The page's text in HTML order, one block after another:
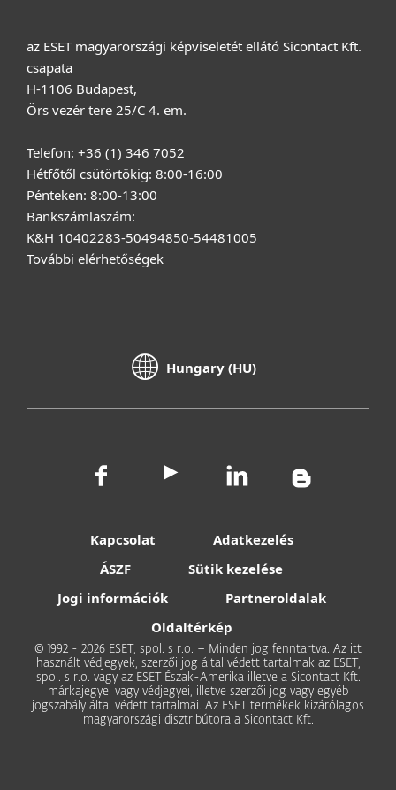
az ESET magyarországi képviseletét ellátó Sicontact Kft.
csapata
H-1106 Budapest,
Örs vezér tere 25/C 4. em.
Telefon: +36 (1) 346 7052
Hétfőtől csütörtökig: 8:00-16:00
Pénteken: 8:00-13:00
Bankszámlaszám:
K&H 10402283-50494850-54481005
További elérhetőségek
Hungary (HU)
Kapcsolat
Adatkezelés
ÁSZF
Sütik kezelése
Jogi információk
Partneroldalak
Oldaltérkép
© 1992 - 2026 ESET, spol. s r.o. – Minden jog fenntartva. Az itt
használt védjegyek, szerzői jog által védett tartalmak az ESET,
spol. s r.o. vagy az ESET Észak-Amerika illetve a Sicontact Kft.
márkajegyei vagy védjegyei, illetve szerzői jog vagy egyéb
jogszabály által védett tartalmai. Az ESET termékek kizárólagos
magyarországi disztribútora a Sicontact Kft.